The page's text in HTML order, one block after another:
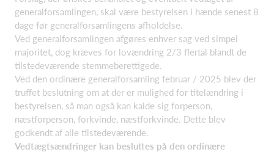
generalforsamlingen, skal være bestyrelsen i hænde senest 8
dage før generalforsamlingens afholdelse.
Ved generalforsamlingen afgøres enhver sag ved simpel
majoritet, dog kræves for lovændring 2/3 flertal blandt de
tilstedeværende stemmeberettigede.
Ved den ordinære generalforsamling februar / 2025 blev der
truffet beslutning om at der er mulighed for titelændring i
bestyrelsen, så man også kan kalde sig forperson,
næstforperson, forkvinde, næstforkvinde. Dette blev
godkendt af alle tilstedeværende.
Vedtægtsændringer kan besluttes på den ordinære